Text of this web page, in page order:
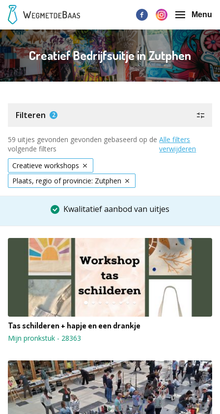
Menu
Creatief Bedrijfsuitje in Zutphen
Filteren 2
59 uitjes gevonden gevonden gebaseerd op de
volgende filters
Alle filters
verwijderen
Creatieve workshops
Plaats, regio of provincie: Zutphen
Kwalitatief aanbod van uitjes
Tas schilderen + hapje en een drankje
Mijn pronkstuk - 28363